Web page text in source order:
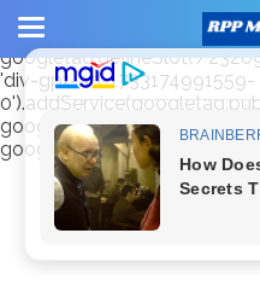
window.googletag =
googletag.defineSlot('/
'div-gpt-ad-1733174991559-
googletag.enableServices(); });